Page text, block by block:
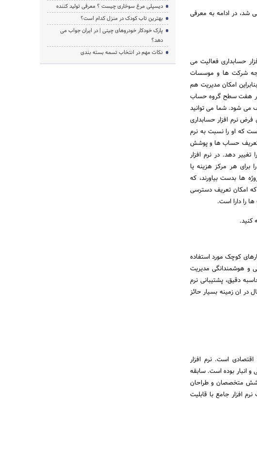
شد، در ادامه به معرفی
حسابداری فعالیت می
شرکت ها و موسسات
امکان مدیریت هم
در هفت سطح گروه حساب
می شود. شما می توانید
نرم افزار حسابداری
که او را نسبت به نرم
در تعریف حساب ها و پوشش
دهد. در نرم افزار
برای هر مرکز هزینه یا
ها بدست بیاورند، که
که امکان تعریف دسترسی
را دارا است.
کنید.
کوچک مورد استفاده
و هوشمندانگی مدیریت
دقیق، پشتیبانی نرم
در ان زمینه بسیار حائز
است. نرم افزار
و انبار بوده است. سابقه
متخصصان و طراحان
افزار جامع با قابلیت
دیسپلی مرغ سوخاری چیست ؟ معرفی تولید کننده
بهترین تاب کودک در منزل کدام است؟
پارک خودکار خودروهای چینی | در ایران جواب می
دهد؟
نکات مهم در انتخاب تسمه بسته بندی